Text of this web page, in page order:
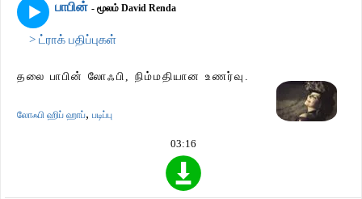
பாபின் - மூலம் David Renda
> ட்ராக் பதிப்புகள்
தலை பாபின் லோஃபி, நிம்மதியான உணர்வு.
லோஃபி ஹிப் ஹாப், படிப்பு
03:16